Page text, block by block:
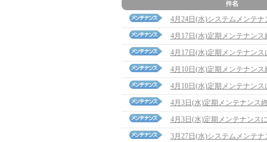
4月24日(水)システムメンテナ
4月17日(水)定期メンテナン
4月17日(水)定期メンテナンス
4月10日(水)定期メンテナン
4月10日(水)定期メンテナンス
4月3日(水)定期メンテナンス
4月3日(水)定期メンテナンス
3月27日(水)システムメンテ